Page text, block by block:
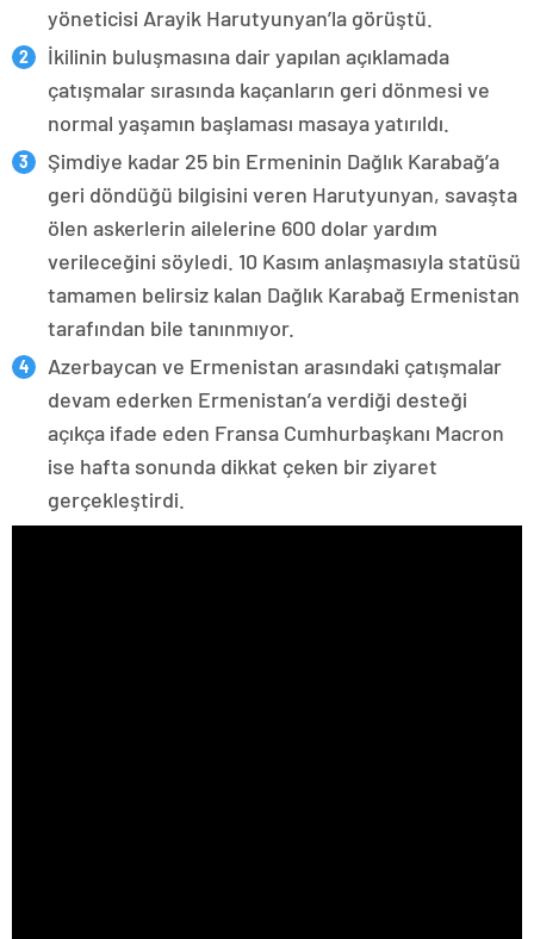
yöneticisi Arayik Harutyunyan’la görüştü.
İkilinin buluşmasına dair yapılan açıklamada
çatışmalar sırasında kaçanların geri dönmesi ve
normal yaşamın başlaması masaya yatırıldı.
Şimdiye kadar 25 bin Ermeninin Dağlık Karabağ’a
geri döndüğü bilgisini veren Harutyunyan, savaşta
ölen askerlerin ailelerine 600 dolar yardım
verileceğini söyledi. 10 Kasım anlaşmasıyla statüsü
tamamen belirsiz kalan Dağlık Karabağ Ermenistan
tarafından bile tanınmıyor.
Azerbaycan ve Ermenistan arasındaki çatışmalar
devam ederken Ermenistan’a verdiği desteği
açıkça ifade eden Fransa Cumhurbaşkanı Macron
ise hafta sonunda dikkat çeken bir ziyaret
gerçekleştirdi.